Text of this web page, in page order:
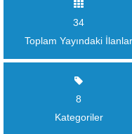
34
Toplam Yayındaki İlanlar
8
Kategoriler